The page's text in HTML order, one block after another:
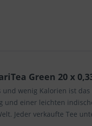
Green 20 x
wenig Kalorien ist
und einer leichten
Jeder verkaufte Tee